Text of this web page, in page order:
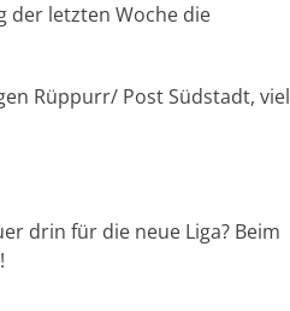
der letzten Woche die
Rüppurr/ Post Südstadt, viel
drin für die neue Liga? Beim